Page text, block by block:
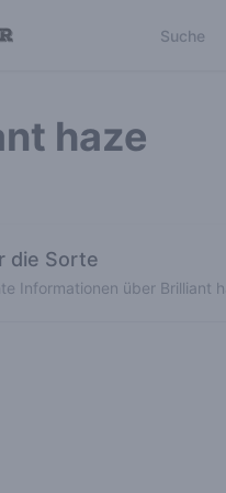
Suche
haze
die Sorte
Informationen über Brilliant